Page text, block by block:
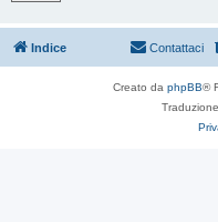
Indice Contattaci
Creato da phpBB®